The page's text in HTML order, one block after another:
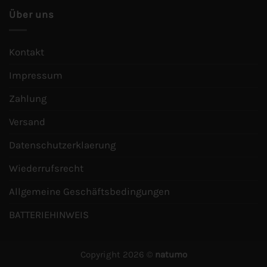
Über uns
Kontakt
Impressum
Zahlung
Versand
Datenschutzerklaerung
Wiederrufsrecht
Allgemeine Geschäftsbedingungen
BATTERIEHINWEIS
Copyright 2026 © natumo